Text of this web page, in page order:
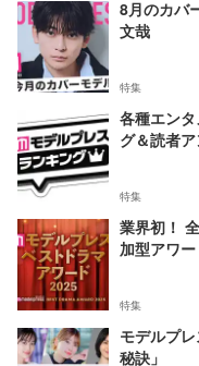
8月のカバ
文哉
特集
各種エン
グ＆読者
特集
業界初！
加型アワー
特集
モデルプ
秘訣」